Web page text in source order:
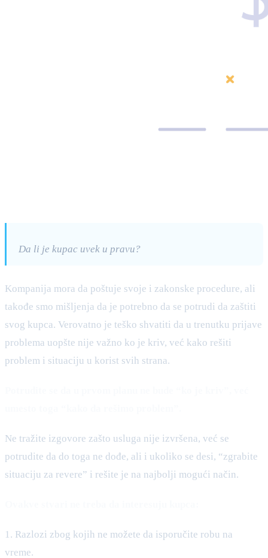
Da li je kupac uvek u pravu?
Kompanija mora da poštuje svoje i zakonske procedure, ali
takođe smo mišljenja da je potrebno da se potrudi da zaštiti
svog kupca. Verovatno je teško shvatiti da u trenutku prijave
problema uopšte nije važno ko je kriv, već kako rešiti
problem i situaciju u korist svih strana.
Ne tražite izgovore zašto usluga nije izvršena, već se
potrudite da do toga ne dođe, ali i ukoliko se desi, “zgrabite
situaciju za revere” i rešite je na najbolji mogući način.
1. Razlozi zbog kojih ne možete da isporučite robu na
vreme.